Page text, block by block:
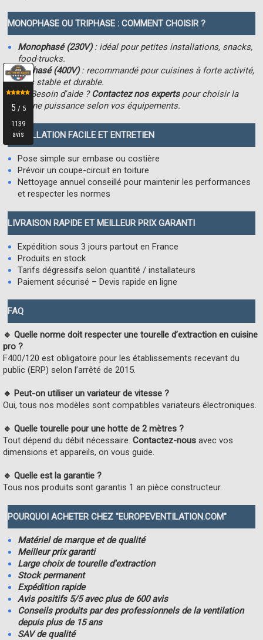
MONOPHASE OU TRIPHASE : COMMENT CHOISIR ?
Monophasé (230V): idéal pour petites installations, snacks,
food-trucks.
Triphasé (400V): recommandé pour cuisines à forte activité,
plus stable et durable.
👉 Besoin d'aide ? Contactez nos expertspour choisir la
bonne puissance selon vos équipements.
INSTALLATION FACILE ET ENTRETIEN
Pose simple sur embase ou costière
Prévoir un coupe-circuit en toiture
Nettoyage annuel conseillé pour maintenir les performances
et respecter les normes
LIVRAISON RAPIDE ET MEILLEUR PRIX GARANTI
Expédition sous 3 jours partout en France
Produits en stock
Tarifs dégressifs selon quantité / installateurs
Paiement sécurisé – Devis rapide en ligne
FAQ
🔹 Quelle norme doit respecter une tourelle d’extraction en cuisine
pro ?
F400/120 est obligatoire pour les établissements recevant du
public (ERP) selon l’arrêté de 2015.
🔹 Peut-on utiliser un variateur de vitesse ?
Oui, tous nos modèles sont compatibles variateurs électroniques.
🔹 Quelle tourelle pour une hotte de 2 mètres ?
Tout dépend du débit nécessaire. Contactez-nous avec vos
dimensions et appareils, on vous guide.
🔹 Quelle est la garantie ?
Tous nos produits sont garantis 1 an pièce constructeur.
POURQUOI ACHETER CHEZ "EUROPEVENTILATION.COM"
Matériel de marque et de qualité
Meilleur prix garanti
Large choix de tourelle d'extraction
Stock permanent
Expédition rapide
Avis positifs 5/5 avec plus de 600 avis
Conseils produits par des professionnels de la ventilation
depuis plus de 15 ans
SAV de qualité